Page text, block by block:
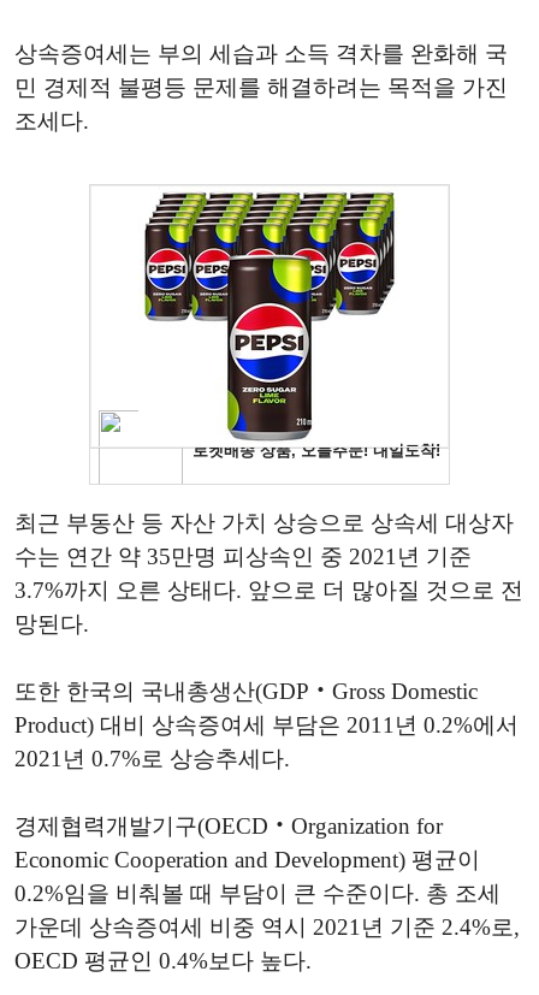
상속증여세는 부의 세습과 소득 격차를 완화해 국
민 경제적 불평등 문제를 해결하려는 목적을 가진
조세다.
최근 부동산 등 자산 가치 상승으로 상속세 대상자
수는 연간 약 35만명 피상속인 중 2021년 기준
3.7%까지 오른 상태다. 앞으로 더 많아질 것으로 전
망된다.
또한 한국의 국내총생산(GDP‧Gross Domestic
Product) 대비 상속증여세 부담은 2011년 0.2%에서
2021년 0.7%로 상승추세다.
경제협력개발기구(OECD‧Organization for
Economic Cooperation and Development) 평균이
0.2%임을 비춰볼 때 부담이 큰 수준이다. 총 조세
가운데 상속증여세 비중 역시 2021년 기준 2.4%로,
OECD 평균인 0.4%보다 높다.